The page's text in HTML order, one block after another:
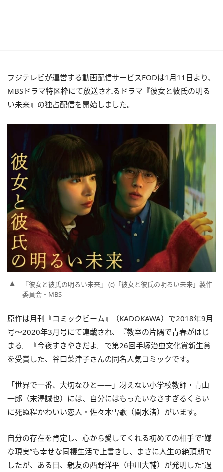
フジテレビが運営する動画配信サービスFODは1月11日より、
MBSドラマ特区枠にて放送されるドラマ『彼女と彼氏の明る
い未来』の独占配信を開始しました。
『彼女と彼氏の明るい未来』 (c)「彼女と彼氏の明るい未来」製作
委員会・MBS
原作は月刊『コミックビーム』（KADOKAWA）で2018年9月
号〜2020年3月号にて連載され、『教室の片隅で青春がはじ
まる』『今夜すきやきだよ』で第26回手塚治虫文化賞新生賞
を受賞した、谷口菜津子さんの同名人気コミックです。
「世界で一番、大切なひと――」冴えない小学校教師・青山
一郎（末澤誠也）には、自分にはもったいなさすぎるくらい
に死ぬ程かわいい恋人・佐々木雪歌（関水渚）がいます。
自分の存在を肯定し、心から愛してくれる初めての相手で“嫌
な現実”も幸せな同棲生活で上書きし、まさに人生の絶頂期で
したが、ある日、親友の西野洋平（中川大輔）が発明した“過